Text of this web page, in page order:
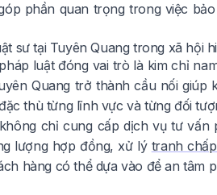
phần quan trọng trong việc
sư tại Tuyên Quang trong xã hội
luật đóng vai trò là kim chỉ
Quang trở thành cầu nối
thù từng lĩnh vực và từng đối
chỉ cung cấp dịch vụ tư
lượng hợp đồng, xử lý tranh
hàng có thể dựa vào để an tâm